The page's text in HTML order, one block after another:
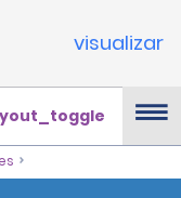
visualizar